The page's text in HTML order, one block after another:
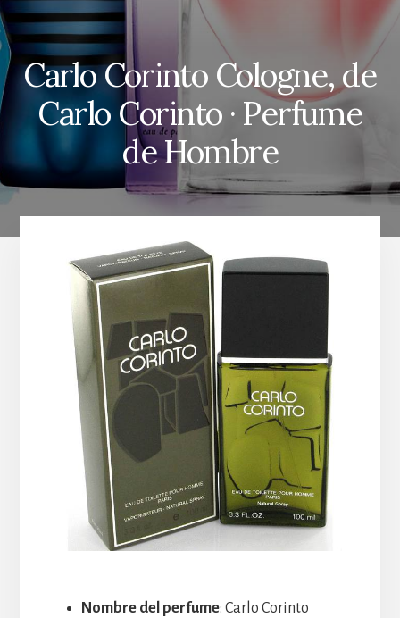
Carlo Corinto Cologne, de
Carlo Corinto · Perfume
de Hombre
Nombre del perfume: Carlo Corinto